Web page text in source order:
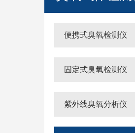
便携式臭氧检测仪
固定式臭氧检测仪
紫外线臭氧分析仪